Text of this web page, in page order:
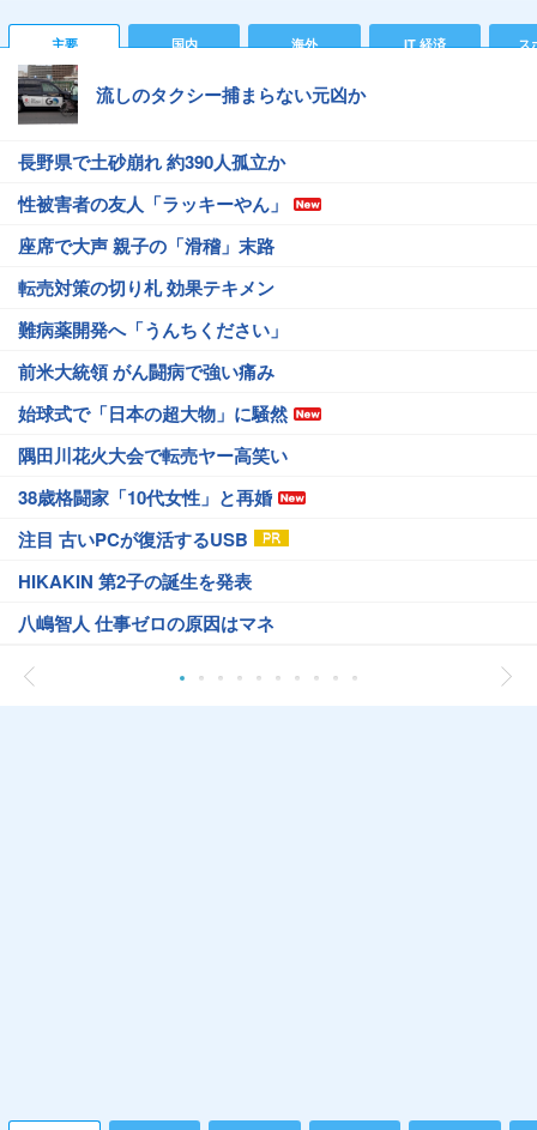
主要 国内 海外 IT 経済 ス
流しのタクシー捕まらない元凶か
長野県で土砂崩れ 約390人孤立か
性被害者の友人「ラッキーやん」
座席で大声 親子の「滑稽」末路
転売対策の切り札 効果テキメン
難病薬開発へ「うんちください」
前米大統領 がん闘病で強い痛み
始球式で「日本の超大物」に騒然
隅田川花火大会で転売ヤー高笑い
38歳格闘家「10代女性」と再婚
注目 古いPCが復活するUSB
HIKAKIN 第2子の誕生を発表
八嶋智人 仕事ゼロの原因はマネ